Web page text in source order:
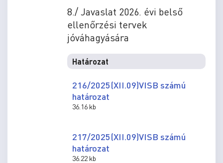
8./ Javaslat 2026. évi belső
ellenőrzési tervek
jóváhagyására
Határozat
216/2025(XII.09)VISB számú
határozat
36.16 kb
217/2025(XII.09)VISB számú
határozat
36.22 kb